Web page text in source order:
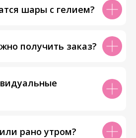
шары с гелием?
получить заказ?
рано утром?